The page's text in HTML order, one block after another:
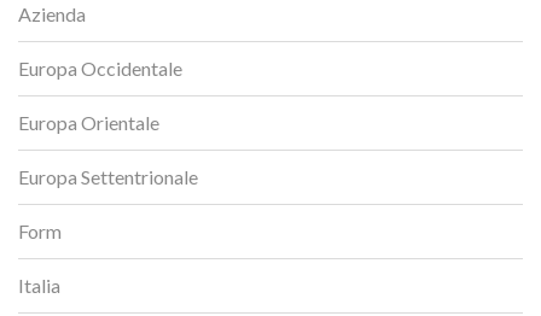
Azienda
Europa Occidentale
Europa Orientale
Europa Settentrionale
Form
Italia